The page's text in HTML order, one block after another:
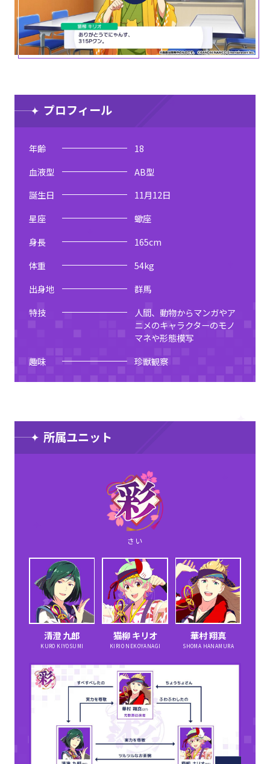
プロフィール
年齢
18
血液型
AB型
誕生日
11月12日
星座
蠍座
身長
165cm
体重
54kg
出身地
群馬
特技
人間、動物からマンガやア
ニメのキャラクターのモノ
マネや形態模写
趣味
珍獣観察
所属ユニット
さい
清澄 九郎
KURO KIYOSUMI
猫柳 キリオ
KIRIO NEKOYANAGI
華村 翔真
SHOMA HANAMURA